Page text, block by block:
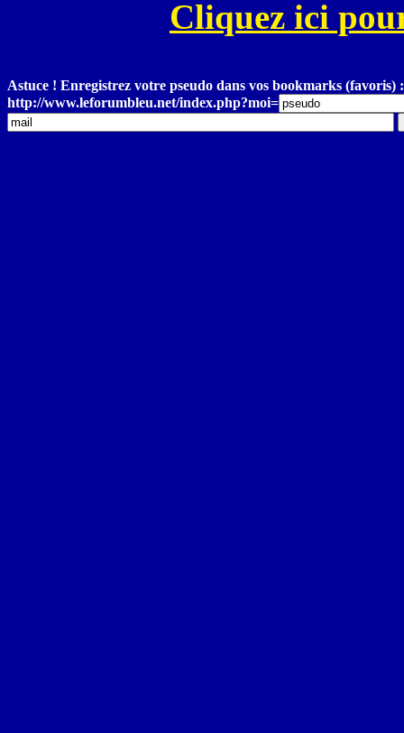
Cliquez ici
Astuce ! Enregistrez votre pseudo dans vos bookmarks (favoris) :
http://www.leforumbleu.net/index.php?moi=